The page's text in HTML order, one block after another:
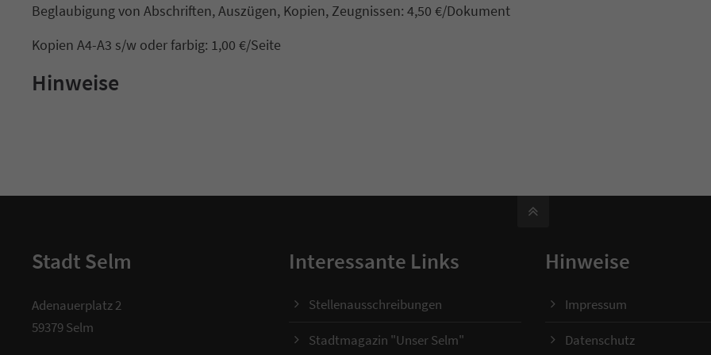
Beglaubigung von Abschriften, Auszügen, Kopien, Zeugnissen: 4,50 €/Dokument
Kopien A4-A3 s/w oder farbig: 1,00 €/Seite
Hinweise
Stadt Selm
Adenauerplatz 2
59379 Selm
Interessante Links
Stellenausschreibungen
Stadtmagazin "Unser Selm"
Hinweise
Impressum
Datenschutz